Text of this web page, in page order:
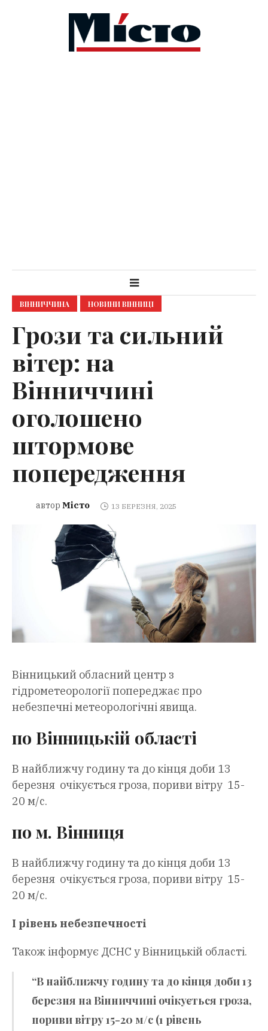
ВІННИЧЧИНА НОВИНИ ВІННИЦІ
Грози та сильний
вітер: на
Вінниччині
оголошено
штормове
попередження
автор Місто 13 БЕРЕЗНЯ, 2025
Вінницький обласний центр з
гідрометеорології попереджає про
небезпечні метеорологічні явища.
по Вінницькій області
В найближчу годину та до кінця доби 13
березня очікується гроза, пориви вітру 15-
20 м/с.
по м. Вінниця
В найближчу годину та до кінця доби 13
березня очікується гроза, пориви вітру 15-
20 м/с.
І рівень небезпечності
Також інформує ДСНС у Вінницькій області.
“В найближчу годину та до кінця доби 13
березня на Вінниччині очікується гроза,
пориви вітру 15-20 м/с (1 рівень